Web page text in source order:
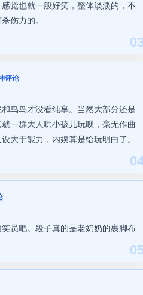
觉也就一般好笑，整体淡淡的，不
伤力的。
评论
鸟鸟才没看纯享。当然大部分还是
一群大人哄小孩儿玩呗，毫无作曲
大于能力，内娱算是给玩明白了。
员吧。段子真的是老奶奶的裹脚布